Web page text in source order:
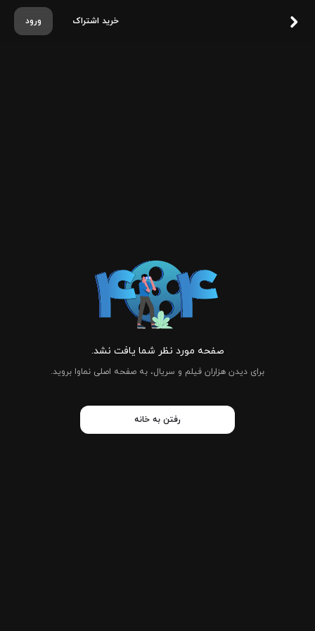
ورود خرید اشتراک
صفحه مورد نظر شما یافت نشد.
برای دیدن هزاران فیلم و سریال، به صفحه اصلی نماوا بروید.
رفتن به خانه